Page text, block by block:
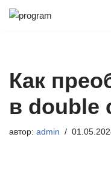
Как
в double
автор: admin